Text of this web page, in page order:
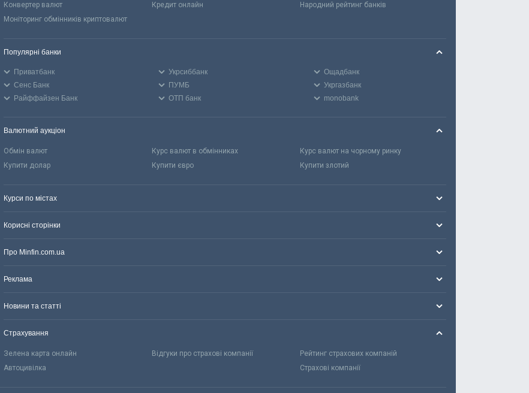
Конвертер валют
Кредит онлайн
Народний рейтинг банків
Моніторинг обмінників криптовалют
Популярні банки
Приватбанк Укрсиббанк
Ощадбанк
Сенс Банк
ПУМБ
Укргазбанк
Райффайзен Банк
ОТП банк monobank
Валютний аукціон
Обмін валют Курс валют в обмінниках
Курс валют на чорному ринку
Купити долар
Купити євро Купити злотий
Курси по містах
Корисні сторінки
Про Minfin.com.ua
Реклама
Новини та статті
Страхування
Зелена карта онлайн Відгуки про страхові компанії
Рейтинг страхових компаній
Автоцивілка
Страхові компанії